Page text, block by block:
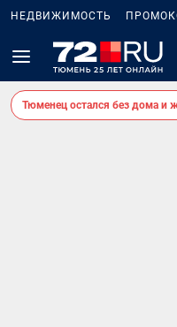
НЕДВИЖИМОСТЬ
Тюменец остался без дома и